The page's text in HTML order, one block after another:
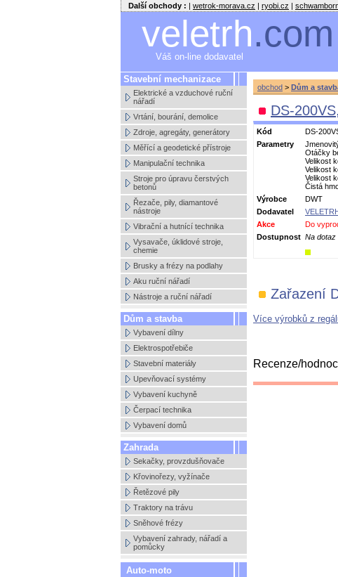
Další obchody : | wetrok-morava.cz | ryobi.cz |
veletrh.com
Váš on-line dodavatel
Stavební mechanizace
Elektrické a vzduchové ruční
nářadí
Vrtání, bourání, demolice
Zdroje, agregáty, generátory
Měřící a geodetické přístroje
Manipulační technika
Stroje pro úpravu čerstvých
betonů
Řezače, pily, diamantové
nástroje
Vibrační a hutnící technika
Vysavače, úklidové stroje,
chemie
Brusky a frézy na podlahy
Aku ruční nářadí
Nástroje a ruční nářadí
Dům a stavba
Vybavení dílny
Elektrospotřebiče
Stavební materiály
Upevňovací systémy
Vybavení kuchyně
Čerpací technika
Vybavení domů
Zahrada
Sekačky, provzdušňovače
Křovinořezy, vyžínače
Řetězové pily
Traktory na trávu
Sněhové frézy
Vybavení zahrady, nářadí a
pomůcky
Auto-moto
obchod > Dům a
DS-
Kód
DS-
Parametry
Otáčky
Velikost
Velikost
Velikost
Čistá
Výrobce
DWT
Dodavatel
Akce
Do
Dostupnost Na dotaz
Zařazení
Více výrobků z
Recenze/